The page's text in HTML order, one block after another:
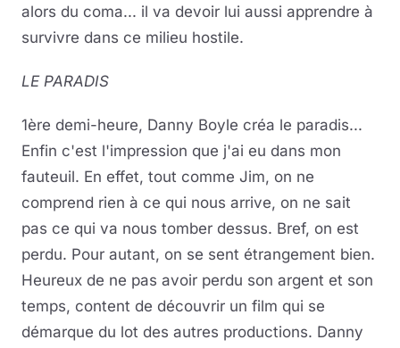
alors du coma... il va devoir lui aussi apprendre à
survivre dans ce milieu hostile.
LE PARADIS
1ère demi-heure, Danny Boyle créa le paradis...
Enfin c'est l'impression que j'ai eu dans mon
fauteuil. En effet, tout comme Jim, on ne
comprend rien à ce qui nous arrive, on ne sait
pas ce qui va nous tomber dessus. Bref, on est
perdu. Pour autant, on se sent étrangement bien.
Heureux de ne pas avoir perdu son argent et son
temps, content de découvrir un film qui se
démarque du lot des autres productions. Danny